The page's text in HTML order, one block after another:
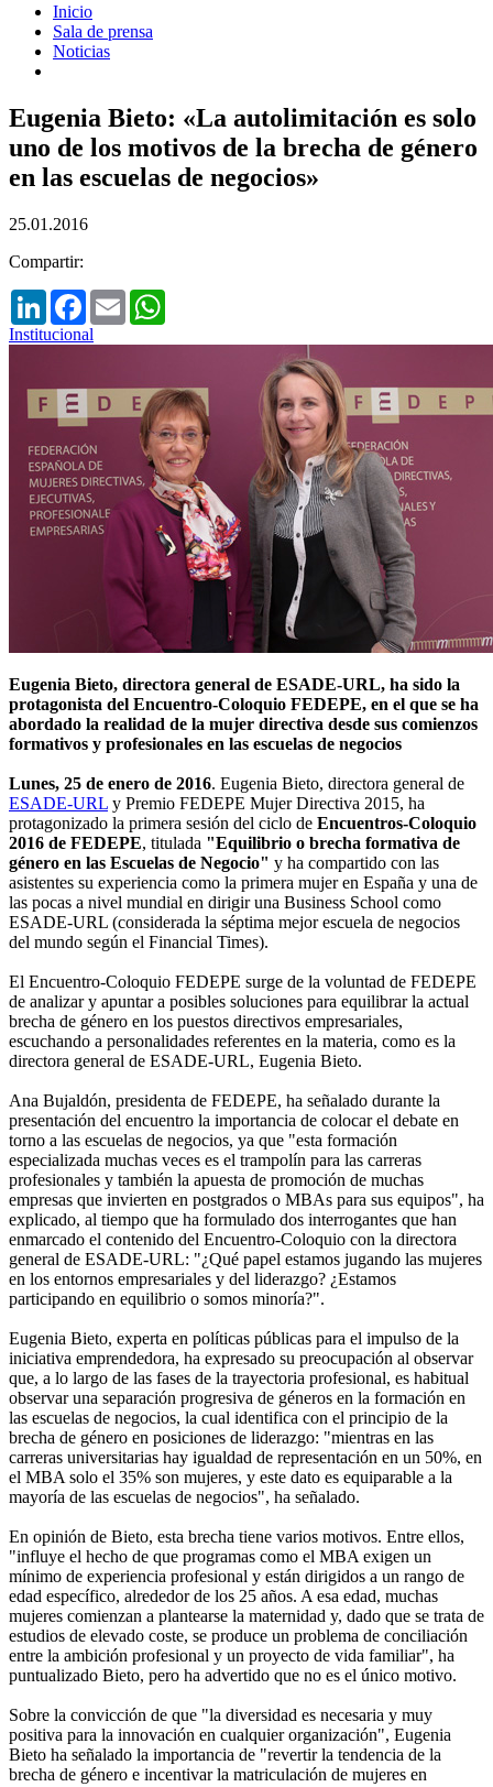
Inicio
Sala de prensa
Noticias
Eugenia Bieto: «La autolimitación es solo
uno de los motivos de la brecha de género
en las escuelas de negocios»
25.01.2016
Compartir:
LinkedInFacebook
Email
Institucional
Eugenia Bieto, directora general de ESADE-URL, ha sido la
protagonista del Encuentro-Coloquio FEDEPE, en el que se ha
abordado la realidad de la mujer directiva desde sus comienzos
formativos y profesionales en las escuelas de negocios
Lunes, 25 de enero de 2016. Eugenia Bieto, directora general de
ESADE-URL y Premio FEDEPE Mujer Directiva 2015, ha
protagonizado la primera sesión del ciclo de Encuentros-Coloquio
2016 de FEDEPE, titulada "Equilibrio o brecha formativa de
género en las Escuelas de Negocio" y ha compartido con las
asistentes su experiencia como la primera mujer en España y una de
las pocas a nivel mundial en dirigir una Business School como
ESADE-URL (considerada la séptima mejor escuela de negocios
del mundo según el Financial Times).
El Encuentro-Coloquio FEDEPE surge de la voluntad de FEDEPE
de analizar y apuntar a posibles soluciones para equilibrar la actual
brecha de género en los puestos directivos empresariales,
escuchando a personalidades referentes en la materia, como es la
directora general de ESADE-URL, Eugenia Bieto.
Ana Bujaldón, presidenta de FEDEPE, ha señalado durante la
presentación del encuentro la importancia de colocar el debate en
torno a las escuelas de negocios, ya que "esta formación
especializada muchas veces es el trampolín para las carreras
profesionales y también la apuesta de promoción de muchas
empresas que invierten en postgrados o MBAs para sus equipos", ha
explicado, al tiempo que ha formulado dos interrogantes que han
enmarcado el contenido del Encuentro-Coloquio con la directora
general de ESADE-URL: "¿Qué papel estamos jugando las mujeres
en los entornos empresariales y del liderazgo? ¿Estamos
participando en equilibrio o somos minoría?".
Eugenia Bieto, experta en políticas públicas para el impulso de la
iniciativa emprendedora, ha expresado su preocupación al observar
que, a lo largo de las fases de la trayectoria profesional, es habitual
observar una separación progresiva de géneros en la formación en
las escuelas de negocios, la cual identifica con el principio de la
brecha de género en posiciones de liderazgo: "mientras en las
carreras universitarias hay igualdad de representación en un 50%, en
el MBA solo el 35% son mujeres, y este dato es equiparable a la
mayoría de las escuelas de negocios", ha señalado.
En opinión de Bieto, esta brecha tiene varios motivos. Entre ellos,
"influye el hecho de que programas como el MBA exigen un
mínimo de experiencia profesional y están dirigidos a un rango de
edad específico, alrededor de los 25 años. A esa edad, muchas
mujeres comienzan a plantearse la maternidad y, dado que se trata de
estudios de elevado coste, se produce un problema de conciliación
entre la ambición profesional y un proyecto de vida familiar", ha
puntualizado Bieto, pero ha advertido que no es el único motivo.
Sobre la convicción de que "la diversidad es necesaria y muy
positiva para la innovación en cualquier organización", Eugenia
Bieto ha señalado la importancia de "revertir la tendencia de la
brecha de género e incentivar la matriculación de mujeres en